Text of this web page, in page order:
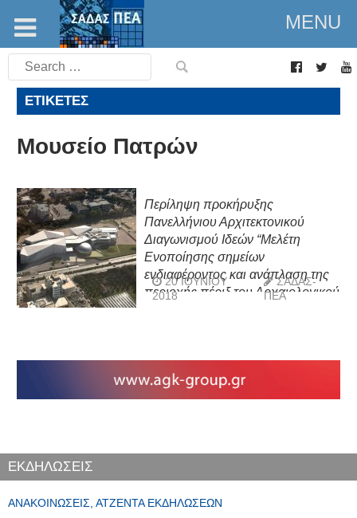
MENU
Search
for:
ΕΤΙΚΈΤΕΣ
Μουσείο Πατρών
Περίληψη προκήρυξης
Πανελλήνιου Αρχιτεκτονικού
Διαγωνισμού Ιδεών “Μελέτη
Ενοποίησης σημείων
ενδιαφέροντος και ανάπλαση της
περιοχής πέριξ του Αρχαιολογικού
20 ΙΟΥΝΊΟΥ
2018
ΣΑΔΑΣ-
ΠΕΑ
ΕΚΔΗΛΩΣΕΙΣ
ΑΝΑΚΟΙΝΏΣΕΙΣ, ΑΤΖΈΝΤΑ ΕΚΔΗΛΏΣΕΩΝ